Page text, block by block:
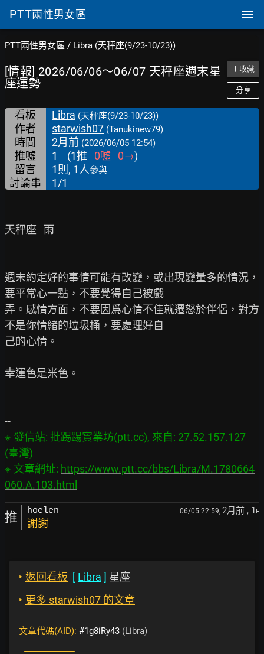
PTT兩性男女區
PTT兩性男女區 / Libra (天秤座(9/23-10/23))
[情報] 2026/06/06～06/07 天秤座週末星
座運勢
＋收藏
分享
看板 Libra (天秤座(9/23-10/23))
作者 starwish07 (Tanukinew79)
時間 2月前 (2026/06/05 12:54)
推噓 1 (1推 0噓 0→)
留言
1則, 1人參與
討論串 1/1
天秤座   雨
週末約定好的事情可能有改變，或出現變量多的情況，
要平常心一點，不要覺得自己被戲
弄。感情方面，不要因爲心情不佳就遷怒於伴侶，對方
不是你情緒的垃圾桶，要處理好自
己的心情。
幸運色是米色。
※ 發信站: 批踢踢實業坊(ptt.cc), 來自: 27.52.157.127
(臺灣)
※ 文章網址: https://www.ptt.cc/bbs/Libra/M.1780664
060.A.103.html
推 hoelen 06/05 22:59, 2月前 , 1 F
謝謝
‣ 返回看板 [ Libra ] 星座
‣ 更多 starwish07 的文章
文章代碼(AID): #1g8iRy43 (Libra)